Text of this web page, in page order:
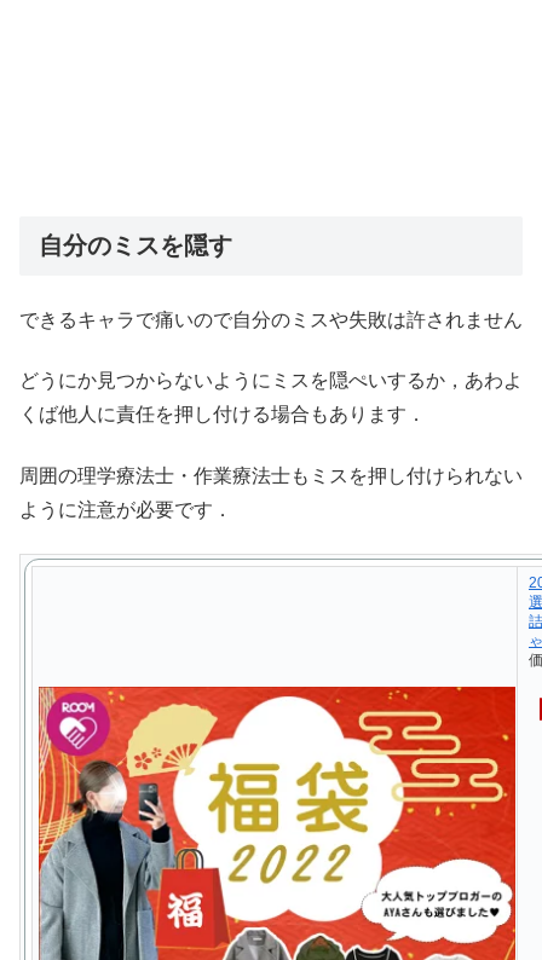
自分のミスを隠す
できるキャラで痛いので自分のミスや失敗は許されません
どうにか見つからないようにミスを隠ぺいするか，あわよ
くば他人に責任を押し付ける場合もあります．
周囲の理学療法士・作業療法士もミスを押し付けられない
ように注意が必要です．